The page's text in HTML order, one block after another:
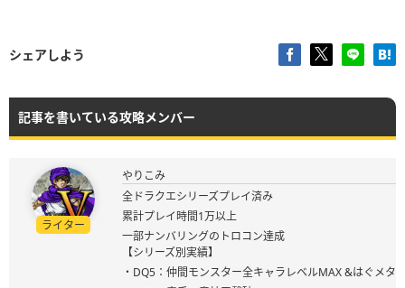
シェアしよう
記事を書いている攻略メンバー
ライター
やりこみ
全ドラクエシリーズプレイ済み
累計プレイ時間1万以上
一部ナンバリングのトロコン達成
【シリーズ別実績】
・DQ5：仲間モンスター全キャラレベルMAX &はぐメタ